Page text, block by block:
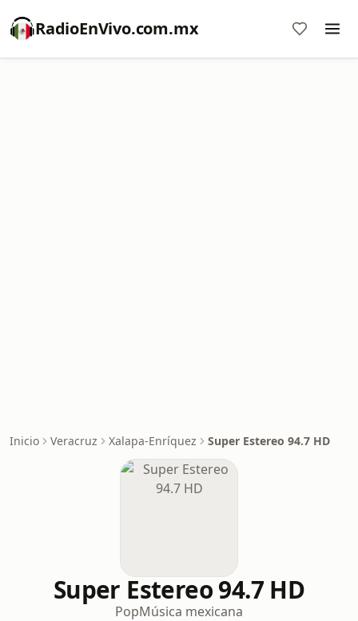
RadioEnVivo.com.mx
Inicio Veracruz Xalapa-Enríquez Super Estereo 94.7 HD
Super Estereo 94.7 HD
PopMúsica mexicana